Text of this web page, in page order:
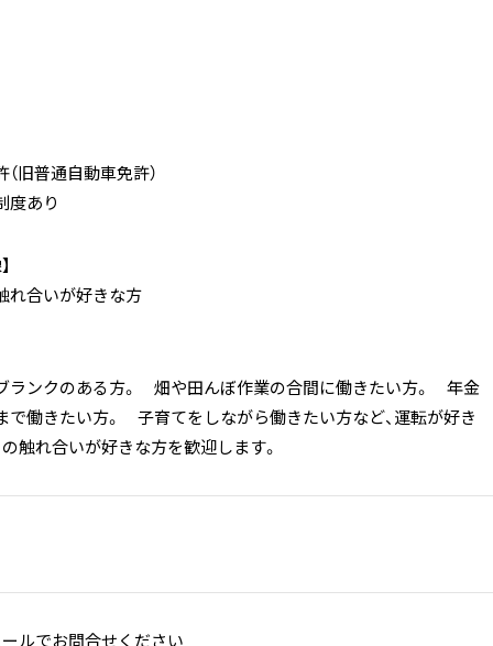
旧普通自動車免許）
あり
れ合いが好きな方
ランクのある方。 畑や田んぼ作業の合間に働きたい方。 年金
で働きたい方。 子育てをしながら働きたい方など、運転が好き
触れ合いが好きな方を歓迎します。
ルでお問合せください